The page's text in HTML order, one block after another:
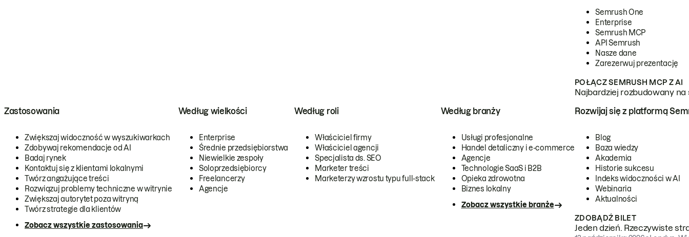
Semrush One
Enterprise
Semrush MCP
API Semrush
Nasze dane
Zarezerwuj prezentację
POŁĄCZ SEMRUSH MCP Z AI
Najbardziej rozbudowany
Zastosowania
Zwiększaj widoczność w wyszukiwarkach
Zdobywaj rekomendacje od AI
Badaj rynek
Kontaktuj się z klientami lokalnymi
Twórz angażujące treści
Rozwiązuj problemy techniczne w witrynie
Zwiększaj autorytet poza witryną
Twórz strategie dla klientów
Zobacz wszystkie zastosowania
Według wielkości
Enterprise
Średnie przedsiębiorstwa
Niewielkie zespoły
Soloprzedsiębiorcy
Freelancerzy
Agencje
Według roli
Właściciel firmy
Właściciel agencji
Specjalista ds. SEO
Marketer treści
Marketerzy wzrostu typu full-stack
Według branży
Usługi profesjonalne
Handel detaliczny i e-commerce
Agencje
Technologie SaaS i B2B
Opieka zdrowotna
Biznes lokalny
Zobacz wszystkie branże
Rozwijaj się z platformą
Blog
Baza wiedzy
Akademia
Historie sukcesu
Indeks widoczności w AI
Webinaria
Aktualności
ZDOBĄDŹ BILET
Jeden dzień. Rzeczywiste